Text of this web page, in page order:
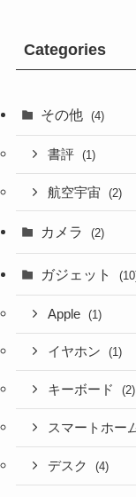
Categories
その他 (4)
書評 (1)
航空宇宙 (2)
カメラ (2)
ガジェット
Apple (1)
イヤホン (1)
キーボード (2)
スマートホー
デスク (4)